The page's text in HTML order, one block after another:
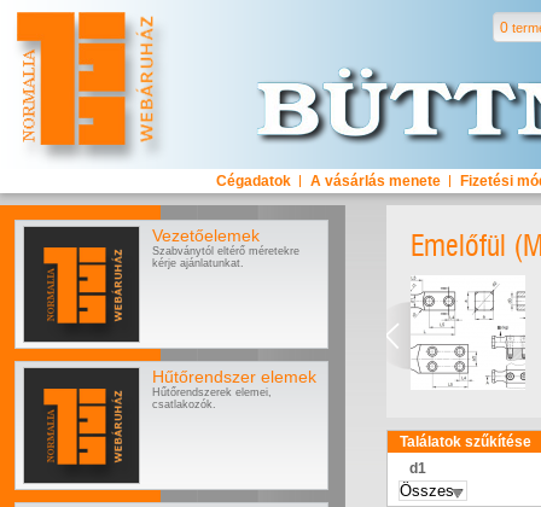
0
Cégadatok A vásárlás menete Fizetési
Vezetőelemek
Szabványtól eltérő méretekre
kérje ajánlatunkat.
Hűtőrendszer elemek
Hűtőrendszerek elemei,
csatlakozók.
Emelőfül
Találatok szűkítése
d1